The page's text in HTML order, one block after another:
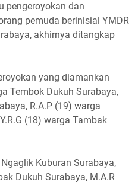
pengeroyokan dan
pemuda berinisial YMDR
akhirnya ditangkap
yang diamankan
Tembok Dukuh Surabaya,
R.A.P (19) warga
(18) warga Tambak
Kuburan Surabaya,
Dukuh Surabaya, M.A.R